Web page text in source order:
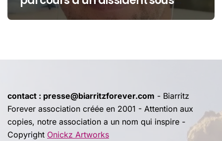
protection
contact : presse@biarritzforever.com - Biarritz
Forever association créée en 2001 - Attention aux
copies, notre association a un nom qui inspire -
Copyright Onickz Artworks